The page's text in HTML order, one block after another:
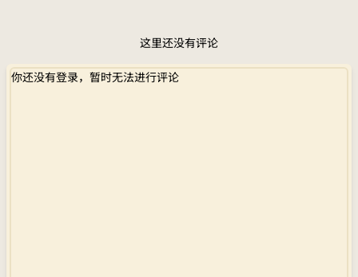
这里还没有评论
你还没有登录，暂时无法进行评论